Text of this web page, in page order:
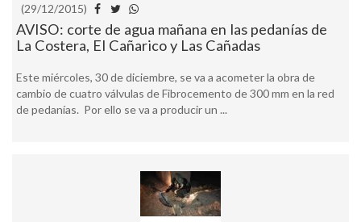
(29/12/2015)
AVISO: corte de agua mañana en las pedanías de
La Costera, El Cañarico y Las Cañadas
Este miércoles, 30 de diciembre, se va a acometer la obra de
cambio de cuatro válvulas de Fibrocemento de 300 mm en la red
de pedanías. Por ello se va a producir un ...